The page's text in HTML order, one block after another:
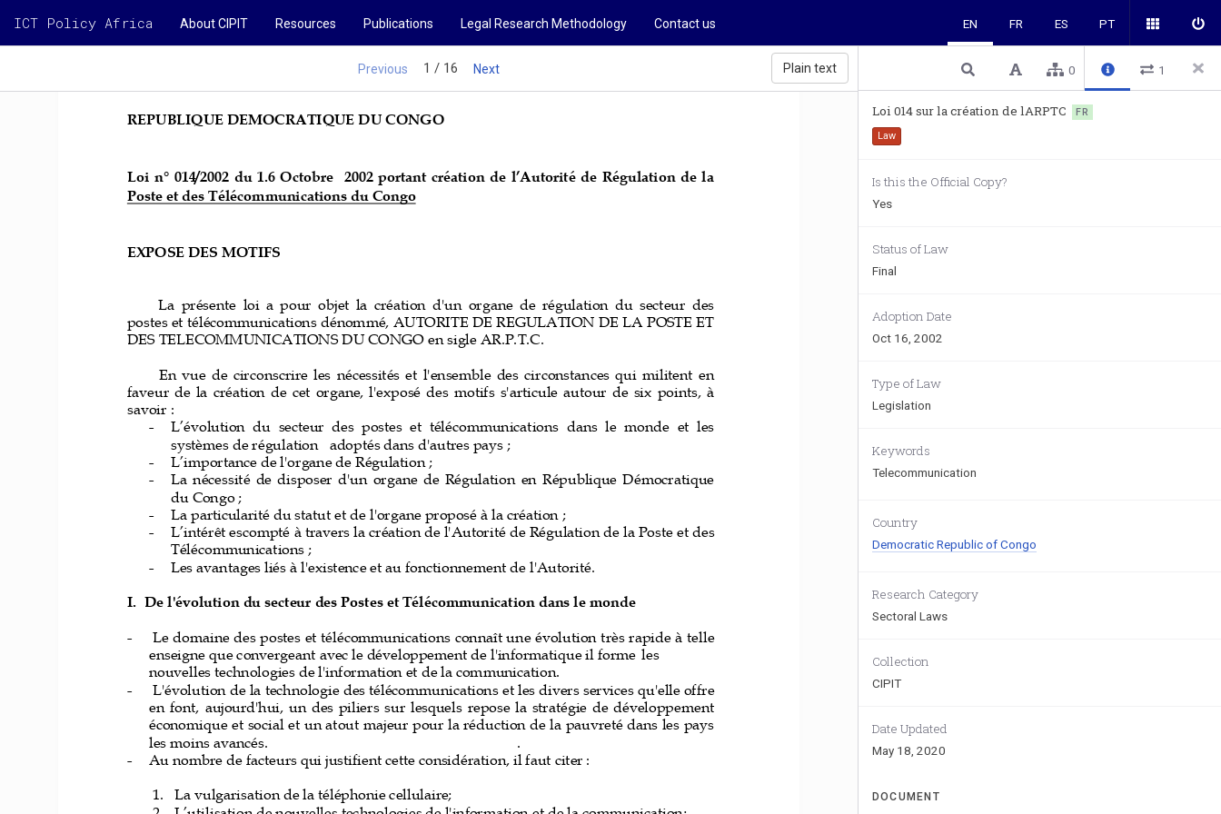
ICT Policy Africa About CIPIT Resources Publications Legal Research Methodology Contact us EN FR ES PT
Previous 1 / 16 Next Plain text
REPUBLIQUE DEMOCRATIQUE DU CONGO
Loi  n° 014/2002  du 1.6  Octobre 2002 portant  création  de  l’Autorité  de  Régulation  de  la
Poste et des Télécommunications du Congo
EXPOSE DES MOTIFS
La  présente  loi  a  pour  objet  la  création  d'un  organe  de  régulation  du  secteur des
postes et télécommunications dénommé, AUTORITE DE REGULATION DE LA POSTE ET
DES TELECOMMUNICATIONS DU CONGO en sigle AR.P.T.C.
En  vue  de  circonscrire  les  nécessités  et  l'ensemble  des  circonstances  qui  militent  en
faveur  de  la  création  de  cet  organe,  l'exposé  des  motifs  s'articule  autour  de  six  points,  à
savoir :
-
L’évolution du  secteur  des  postes et  télécommunications  dans  le  monde  et  les
systèmes de régulation
adoptés dans d'autres pays ;
-
L’importance de l'organe de Régulation ;
-
La nécessité  de  disposer  d'un  organe  de  Régulation  en  République  Démocratique
du Congo ;
-
La particularité du statut et de l'organe proposé à la création ;
-
L’intérêt escompté à travers la création de l'Autorité de Régulation de la Poste et des
Télécommunications ;
-
Les avantages liés à l'existence et au fonctionnement de l'Autorité.
I. De l'évolution du secteur des Postes et Télécommunication dans le monde
-
Le domaine des postes et télécommunications connaît une évolution très rapide à telle
enseigne que convergeant avec le développement de l'informatique il forme les
nouvelles technologies de l'information et de la communication.
-
L'évolution de la technologie des télécommunications et les divers services qu'elle offre
en  font,  aujourd'hui,  un  des  piliers  sur  lesquels  repose  la  stratégie  de développement
économique et social et un atout majeur pour la réduction de la pauvreté dans les pays
les moins avancés.
-
Au nombre de facteurs qui justifient cette considération, il faut citer :
1. La vulgarisation de la téléphonie cellulaire;
0 1
Loi 014 sur la création de lARPTC
FR
Law
Is this the Official Copy?
Yes
Status of Law
Final
Adoption Date
Oct 16, 2002
Type of Law
Legislation
Keywords
Telecommunication
Country
Democratic Republic of Congo
Research Category
Sectoral Laws
Collection
CIPIT
Date Updated
May 18, 2020
DOCUMENT